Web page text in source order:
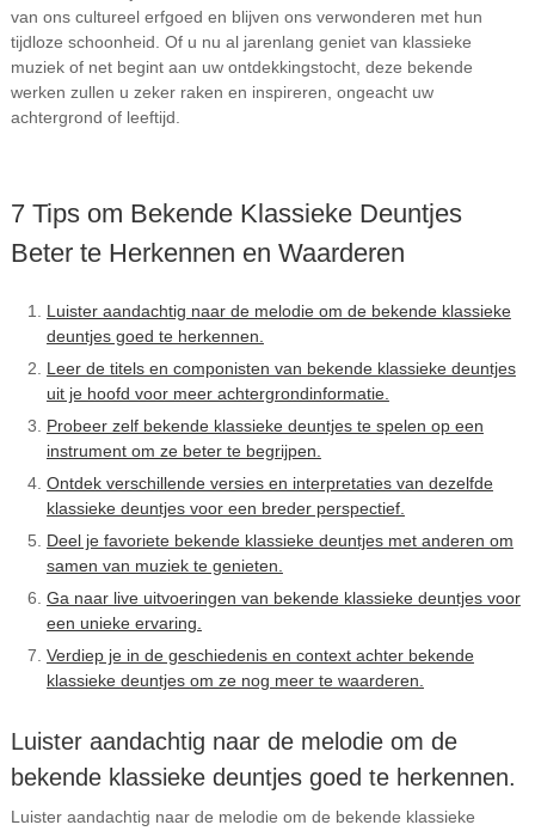
van ons cultureel erfgoed en blijven ons verwonderen met hun
tijdloze schoonheid. Of u nu al jarenlang geniet van klassieke
muziek of net begint aan uw ontdekkingstocht, deze bekende
werken zullen u zeker raken en inspireren, ongeacht uw
achtergrond of leeftijd.
7 Tips om Bekende Klassieke Deuntjes
Beter te Herkennen en Waarderen
Luister aandachtig naar de melodie om de bekende klassieke
deuntjes goed te herkennen.
Leer de titels en componisten van bekende klassieke deuntjes
uit je hoofd voor meer achtergrondinformatie.
Probeer zelf bekende klassieke deuntjes te spelen op een
instrument om ze beter te begrijpen.
Ontdek verschillende versies en interpretaties van dezelfde
klassieke deuntjes voor een breder perspectief.
Deel je favoriete bekende klassieke deuntjes met anderen om
samen van muziek te genieten.
Ga naar live uitvoeringen van bekende klassieke deuntjes voor
een unieke ervaring.
Verdiep je in de geschiedenis en context achter bekende
klassieke deuntjes om ze nog meer te waarderen.
Luister aandachtig naar de melodie om de
bekende klassieke deuntjes goed te herkennen.
Luister aandachtig naar de melodie om de bekende klassieke